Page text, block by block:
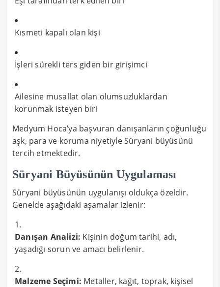
Kısmeti kapalı olan kişi
İşleri sürekli ters giden bir girişimci
Ailesine musallat olan olumsuzluklardan
korunmak isteyen biri
Medyum Hoca’ya başvuran danışanların çoğunluğu
aşk, para ve koruma niyetiyle Süryani büyüsünü
tercih etmektedir.
Süryani Büyüsünün Uygulaması
Süryani büyüsünün uygulanışı oldukça özeldir.
Genelde aşağıdaki aşamalar izlenir:
Danışan Analizi: Kişinin doğum tarihi, adı,
yaşadığı sorun ve amacı belirlenir.
Malzeme Seçimi: Metaller, kağıt, toprak, kişisel